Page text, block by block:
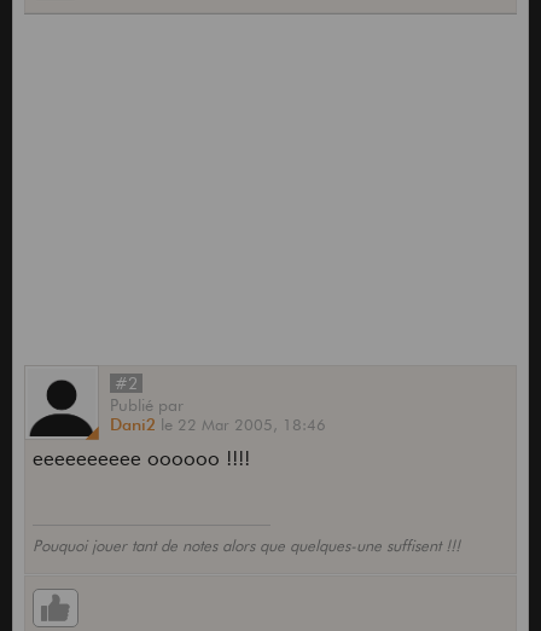
#2
Publié par
Dani2 le 22 Mar 2005, 18:46
eeeeeeeeee oooooo !!!!
Pouquoi jouer tant de notes alors que quelques-une suffisent !!!